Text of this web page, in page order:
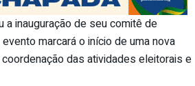
a inauguração de seu comitê de
marcará o início de uma nova
das atividades eleitorais e